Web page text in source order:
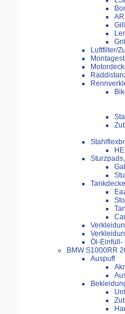
Luftfilter/
Öl-Einfüll-
BMW S1000RR
Auspuff